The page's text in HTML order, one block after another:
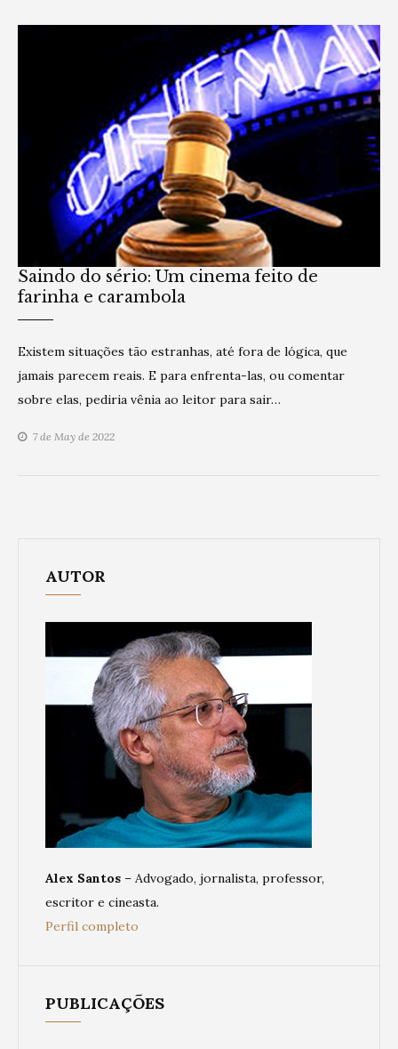
Saindo do sério: Um cinema feito de
farinha e carambola
Existem situações tão estranhas, até fora de lógica, que
jamais parecem reais. E para enfrenta-las, ou comentar
sobre elas, pediria vênia ao leitor para sair…
7 de May de 2022
AUTOR
Alex Santos – Advogado, jornalista, professor,
escritor e cineasta.
Perfil completo
PUBLICAÇÕES